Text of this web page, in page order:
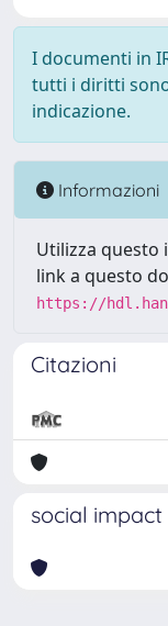
I documenti in
tutti i diritti
indicazione.
Informazioni
Utilizza questo
link a questo
https://
Citazioni
social impact